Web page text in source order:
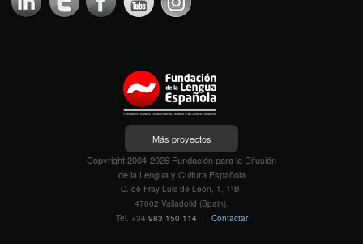
Más proyectos
Copyright 2004-2026 Fundación para la Difusión
de la Lengua y Cultura Española
C. de Fray Luis de León, 1, 1ºB,
47002 Valladolid (Spain).
Tel. +34 983 150 114 | Contactar